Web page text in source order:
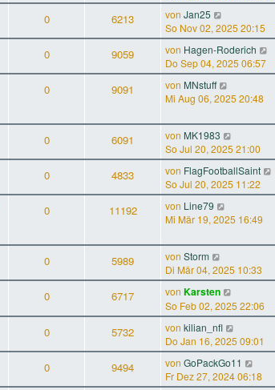
0 6213 von Jan25
So Nov 02, 2025 20:15
0 9059 von Hagen-Roderich
Do Sep 04, 2025 06:57
0 9091 von MNstuff
Mi Aug 06, 2025 20:48
0 6091 von MK1983
So Jul 20, 2025 21:00
0 4833 von FlagFootballSaint
So Jul 20, 2025 11:22
0 11192 von Line79
Mi Mär 19, 2025 16:49
0 5989 von Storm
Di Mär 04, 2025 10:33
0 6717 von Karsten
So Feb 02, 2025 22:06
0 5732 von kilian_nfl
Do Jan 16, 2025 09:01
0 9494 von GoPackGo11
Fr Dez 27, 2024 06:18